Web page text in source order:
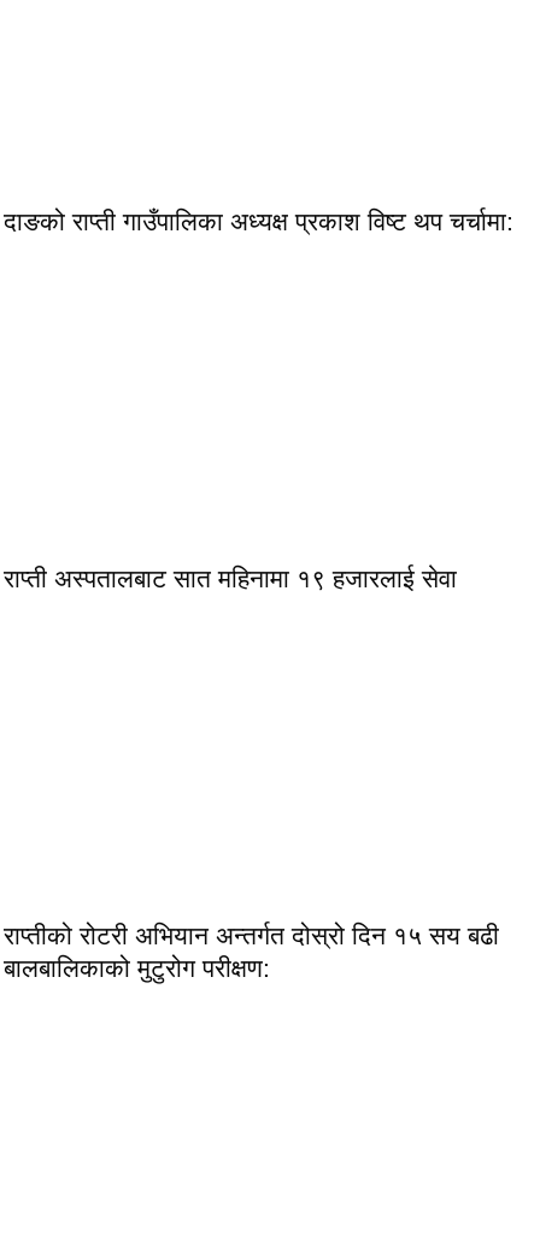
दाङको राप्ती गाउँपालिका अध्यक्ष प्रकाश विष्ट थप चर्चामा:
राप्ती अस्पतालबाट सात महिनामा १९ हजारलाई सेवा
राप्तीको रोटरी अभियान अन्तर्गत दोस्रो दिन १५ सय बढी
बालबालिकाको मुटुरोग परीक्षण: